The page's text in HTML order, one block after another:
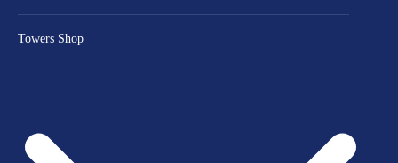
Towers Shop